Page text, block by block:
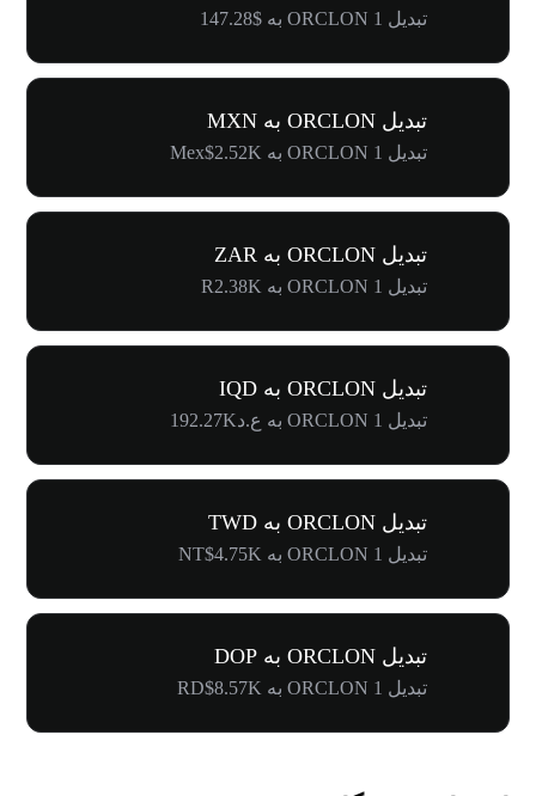
تبدیل 1 ORCLON به $147.28
تبدیل ORCLON به MXN
تبدیل 1 ORCLON به Mex$2.52K
تبدیل ORCLON به ZAR
تبدیل 1 ORCLON به R2.38K
تبدیل ORCLON به IQD
تبدیل 1 ORCLON به ع.د192.27K
تبدیل ORCLON به TWD
تبدیل 1 ORCLON به NT$4.75K
تبدیل ORCLON به DOP
تبدیل 1 ORCLON به RD$8.57K